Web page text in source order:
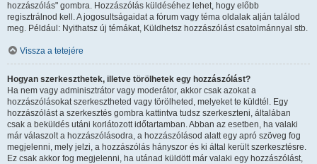
hozzászólás" gombra. Hozzászólás küldéséhez lehet, hogy előbb
regisztrálnod kell. A jogosultságaidat a fórum vagy téma oldalak alján találod
meg. Például: Nyithatsz új témákat, Küldhetsz hozzászólást csatolmánnyal stb.
Vissza a tetejére
Hogyan szerkeszthetek, illetve törölhetek egy hozzászólást?
Ha nem vagy adminisztrátor vagy moderátor, akkor csak azokat a
hozzászólásokat szerkesztheted vagy törölheted, melyeket te küldtél. Egy
hozzászólást a szerkesztés gombra kattintva tudsz szerkeszteni, általában
csak a beküldés utáni korlátozott időtartamban. Abban az esetben, ha valaki
már válaszolt a hozzászólásodra, a hozzászólásod alatt egy apró szöveg fog
megjelenni, mely jelzi, a hozzászólás hányszor és ki által került szerkesztésre.
Ez csak akkor fog megjelenni, ha utánad küldött már valaki egy hozzászólást,